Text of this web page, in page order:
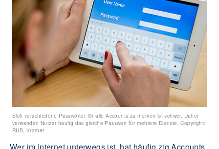
Sich verschiedene Passwörter für alle Accounts zu merken ist schwer. Daher
verwenden Nutzer häufig das gleiche Passwort für mehrere Dienste. Copyright:
RUB, Kramer
Wer im Internet unterwegs ist, hat häufig zig Accounts